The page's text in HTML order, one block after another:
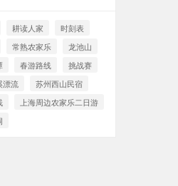
耕读人家
时刻表
常熟农家乐
龙池山
春游路线
挑战赛
漂流
苏州西山民宿
上海周边农家乐二日游